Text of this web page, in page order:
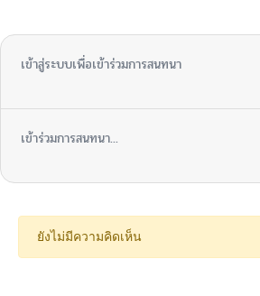
เข้าสู่ระบบเพื่อเข้าร่วมการสนทนา
เข้าร่วมการสนทนา...
ยังไม่มีความคิดเห็น